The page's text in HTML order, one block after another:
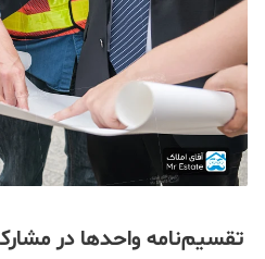
تقسیم‌نامه واحدها در